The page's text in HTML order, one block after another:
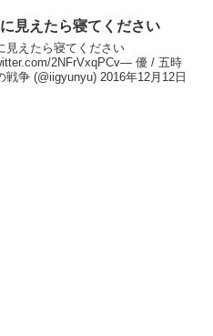
見えたら寝てください
見えたら寝てください
2NFrVxqPCv— 優 / 五時
戦争 (@iigyunyu) 2016年12月12日